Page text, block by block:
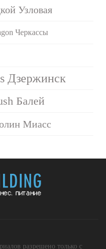
Узловая
Черкассы
Дзержинск
Балей
Миасс
разрешено только с